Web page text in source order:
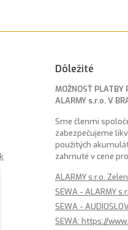
Dôležité
MOŽNOSŤ PLATBY
ALARMY s.r.o. V
Sme členmi
zabezpečujeme
použitých
zahrnuté v cene
ALARMY s.r.o.
SEWA - ALARMY
SEWA -
SEWA: https://